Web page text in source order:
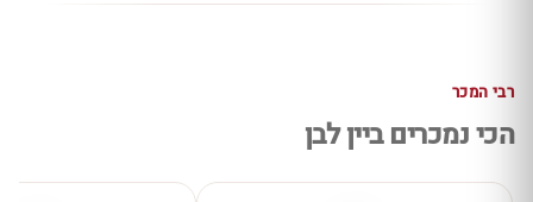
רבי המכר
הכי נמכרים ביין לבן